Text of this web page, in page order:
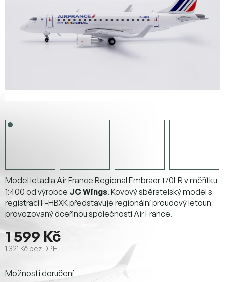
1 599 Kč
1 321 Kč bez DPH
cena:
Možnosti doručení
Model letadla Air France Regional Embraer 170LR v měřítku
1:400 od výrobce JC Wings. Kovový sběratelský model s
registrací F-HBXK představuje regionální proudový letoun
provozovaný dceřinou společností Air France.